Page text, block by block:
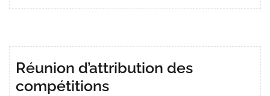
Réunion d’attribution des
compétitions